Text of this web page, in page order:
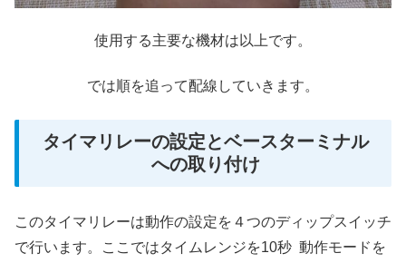
使用する主要な機材は以上です。
では順を追って配線していきます。
タイマリレーの設定とベースターミナル
への取り付け
このタイマリレーは動作の設定を４つのディップスイッチ
で行います。ここではタイムレンジを10秒 動作モードを